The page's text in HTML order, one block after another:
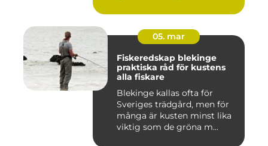
05. mar
Fiskeredskap blekinge
praktiska råd för kustens
alla fiskare
Blekinge kallas ofta för
Sveriges trädgård, men för
många är kusten minst lika
viktig som de gröna m...